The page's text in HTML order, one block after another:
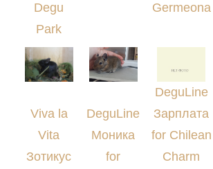
Degu
Park
Germeona
Viva la
Vita
Зотикус
DeguLine
Моника
for
DeguLine
Зарплата
for Chilean
Charm